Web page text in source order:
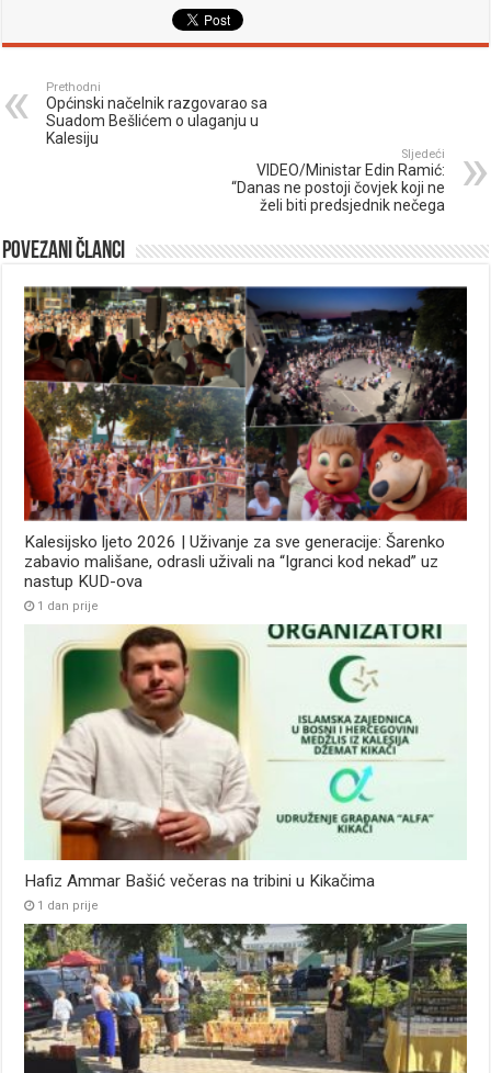
Prethodni
Općinski načelnik razgovarao sa
Suadom Bešlićem o ulaganju u
Kalesiju
Sljedeći
VIDEO/Ministar Edin Ramić:
“Danas ne postoji čovjek koji ne
želi biti predsjednik nečega
Povezani članci
Kalesijsko ljeto 2026 | Uživanje za sve generacije: Šarenko
zabavio mališane, odrasli uživali na “Igranci kod nekad” uz
nastup KUD-ova
1 dan prije
Hafiz Ammar Bašić večeras na tribini u Kikačima
1 dan prije